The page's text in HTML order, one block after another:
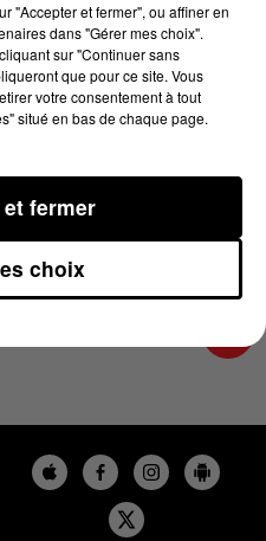
DU 06/05/2024 À
"Accepter et fermer", ou affiner en
dans "Gérer mes choix".
sur "Continuer sans
que pour ce site. Vous
votre consentement à tout
situé en bas de chaque page.
choix
fermer